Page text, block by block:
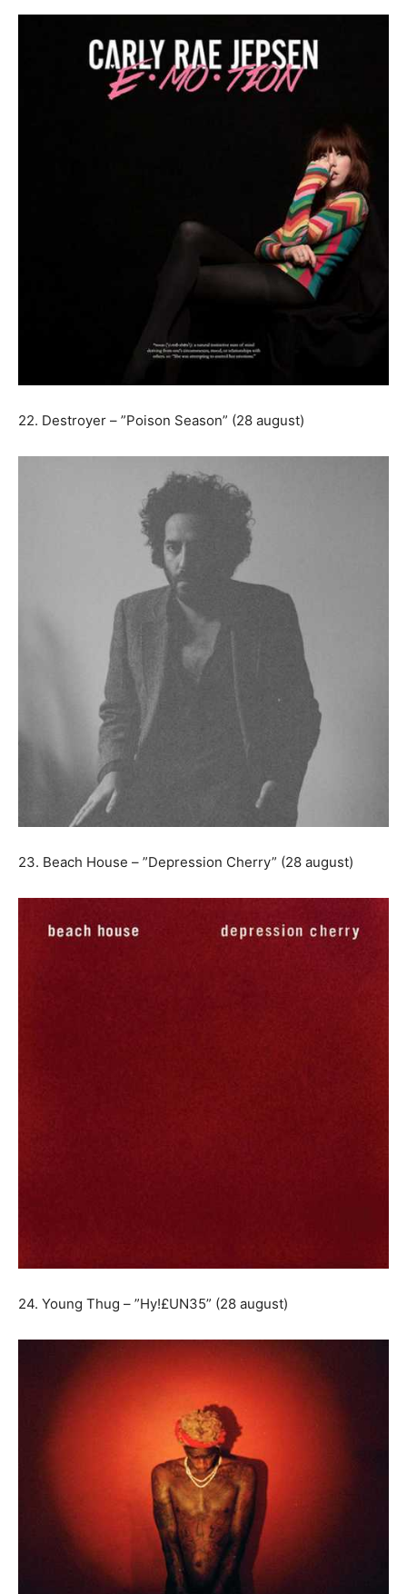
22. Destroyer – ”Poison Season” (28 august)
23. Beach House – ”Depression Cherry” (28 august)
24. Young Thug – ”Hy!£UN35” (28 august)